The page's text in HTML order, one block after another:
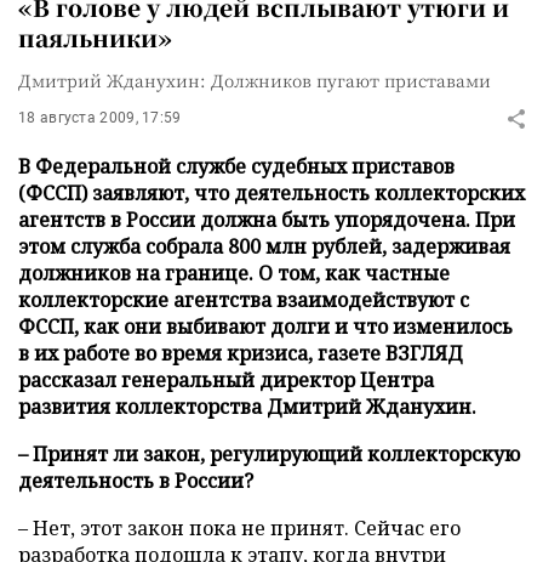
«В голове у людей всплывают утюги и
паяльники»
Дмитрий Жданухин: Должников пугают приставами
18 августа 2009, 17:59
В Федеральной службе судебных приставов
(ФССП) заявляют, что деятельность коллекторских
агентств в России должна быть упорядочена. При
этом служба собрала 800 млн рублей, задерживая
должников на границе. О том, как частные
коллекторские агентства взаимодействуют с
ФССП, как они выбивают долги и что изменилось
в их работе во время кризиса, газете ВЗГЛЯД
рассказал генеральный директор Центра
развития коллекторства Дмитрий Жданухин.
– Принят ли закон, регулирующий коллекторскую
деятельность в России?
– Нет, этот закон пока не принят. Сейчас его
разработка подошла к этапу, когда внутри